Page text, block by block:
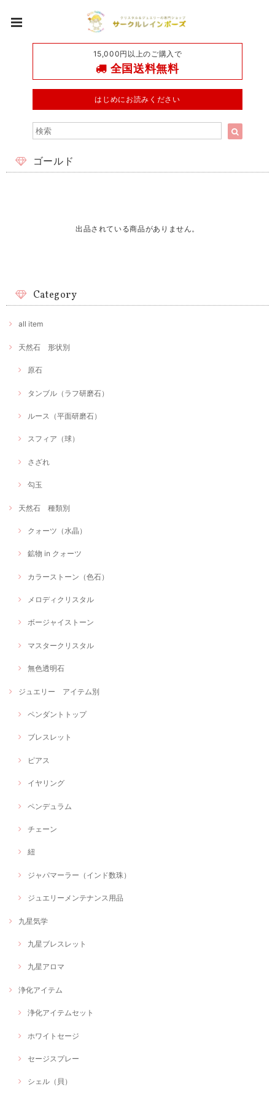
15,000円以上のご購入で
全国送料無料
はじめにお読みください
ゴールド
出品されている商品がありません。
Category
all item
天然石 形状別
原石
タンブル（ラフ研磨石）
ルース（平面研磨石）
スフィア（球）
さざれ
勾玉
天然石 種類別
クォーツ（水晶）
鉱物 in クォーツ
カラーストーン（色石）
メロディクリスタル
ボージャイストーン
マスタークリスタル
無色透明石
ジュエリー アイテム別
ペンダントトップ
ブレスレット
ピアス
イヤリング
ペンデュラム
チェーン
紐
ジャパマーラー（インド数珠）
ジュエリーメンテナンス用品
九星気学
九星ブレスレット
九星アロマ
浄化アイテム
浄化アイテムセット
ホワイトセージ
セージスプレー
シェル（貝）